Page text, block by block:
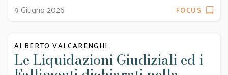
9 Giugno 2026 FOCUS
ALBERTO VALCARENGHI
Le Liquidazioni Giudiziali ed i